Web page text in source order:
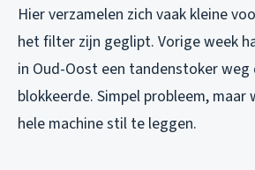
Hier verzamelen zich vaak kleine
het filter zijn geglipt. Vorige week
in Oud-Oost een tandenstoker weg
blokkeerde. Simpel probleem,
hele machine stil te leggen.